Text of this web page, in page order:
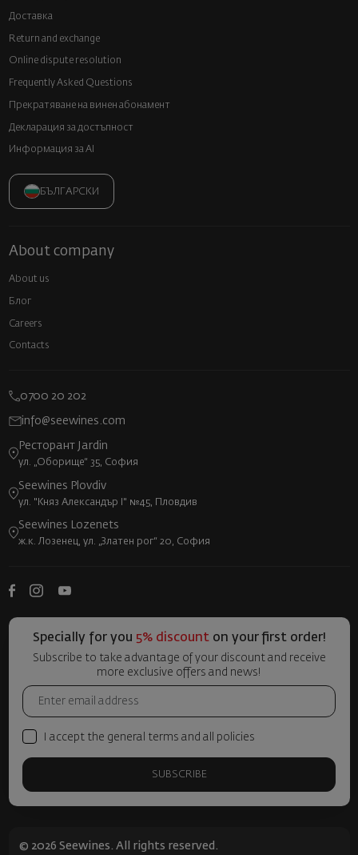
Доставка
Return and exchange
Online dispute resolution
Frequently Asked Questions
Прекратяване на винен абонамент
Декларация за достъпност
Информация за AI
БЪЛГАРСКИ
About company
About us
Блог
Careers
Contacts
0700 20 202
info@seewines.com
Ресторант Jardin
ул. „Оборище“ 35, София
Seewines Plovdiv
ул. "Княз Александър I" №45, Пловдив
Seewines Lozenets
ж.к. Лозенец, ул. „Златен рог“ 20, София
Specially for you 5% discounton your first order!
Subscribe to take advantage of your discount and receive
more exclusive offers and news!
I accept the general terms and all policies
SUBSCRIBE
© 2026 Seewines. All rights reserved.